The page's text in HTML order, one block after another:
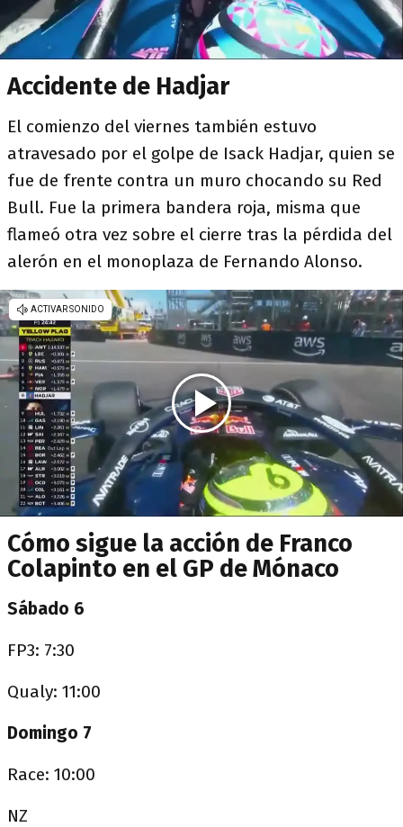
Accidente de Hadjar
El comienzo del viernes también estuvo
atravesado por el golpe de Isack Hadjar, quien se
fue de frente contra un muro chocando su Red
Bull. Fue la primera bandera roja, misma que
flameó otra vez sobre el cierre tras la pérdida del
alerón en el monoplaza de Fernando Alonso.
Cómo sigue la acción de Franco
Colapinto en el GP de Mónaco
Sábado 6
FP3: 7:30
Qualy: 11:00
Domingo 7
Race: 10:00
NZ